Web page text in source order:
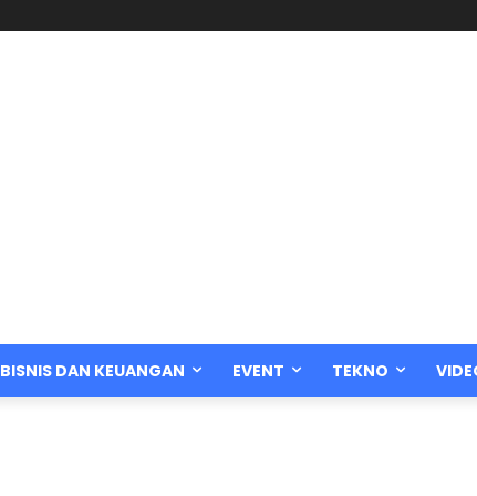
BISNIS DAN KEUANGAN EVENT TEKNO